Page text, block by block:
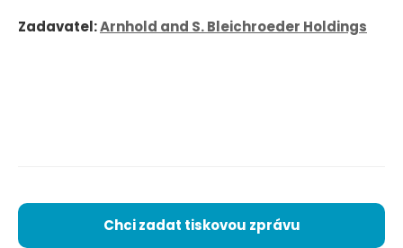
Zadavatel:Arnhold and S. Bleichroeder Holdings
Chci zadat tiskovou zprávu